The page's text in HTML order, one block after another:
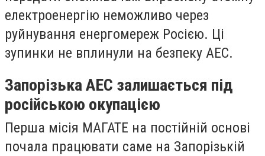
електроенергію неможливо через
руйнування енергомереж Росією. Ці
зупинки не вплинули на безпеку АЕС.
Запорізька АЕС залишається під
російською окупацією
Перша місія МАГАТЕ на постійній основі
почала працювати саме на Запорізькій